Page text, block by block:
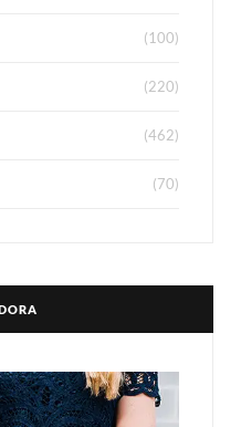
(100)
(220)
(462)
(70)